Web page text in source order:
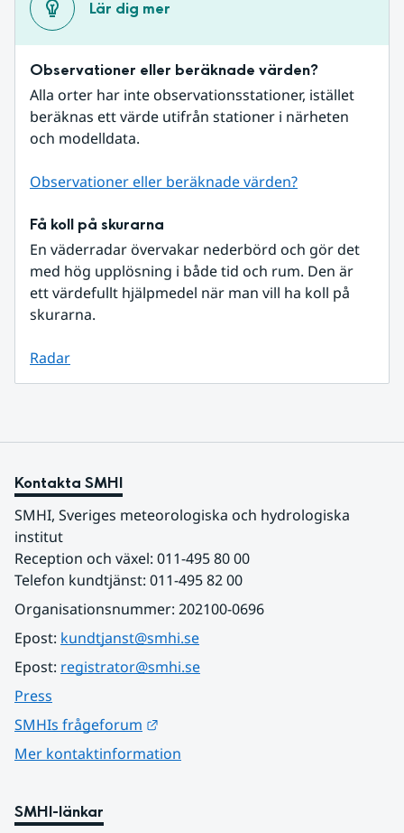
Lär dig mer
Observationer eller beräknade värden?
Alla orter har inte observationsstationer, istället
beräknas ett värde utifrån stationer i närheten
och modelldata.
Observationer eller beräknade värden?
Få koll på skurarna
En väderradar övervakar nederbörd och gör det
med hög upplösning i både tid och rum. Den är
ett värdefullt hjälpmedel när man vill ha koll på
skurarna.
Radar
Kontakta SMHI
SMHI, Sveriges meteorologiska och hydrologiska
institut
Reception och växel: 011-495 80 00
Telefon kundtjänst: 011-495 82 00
Organisationsnummer: 202100-0696
Epost: kundtjanst@smhi.se
Epost: registrator@smhi.se
Press
SMHIs frågeforum
Mer kontaktinformation
SMHI-länkar